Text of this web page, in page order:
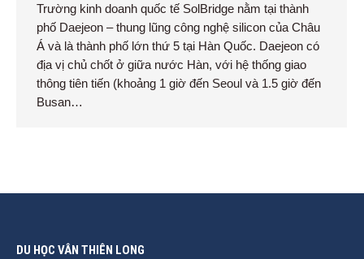
Trường kinh doanh quốc tế SolBridge nằm tại thành
phố Daejeon – thung lũng công nghệ silicon của Châu
Á và là thành phố lớn thứ 5 tại Hàn Quốc. Daejeon có
địa vị chủ chốt ở giữa nước Hàn, với hệ thống giao
thông tiên tiến (khoảng 1 giờ đến Seoul và 1.5 giờ đến
Busan…
DU HỌC VÂN THIÊN LONG